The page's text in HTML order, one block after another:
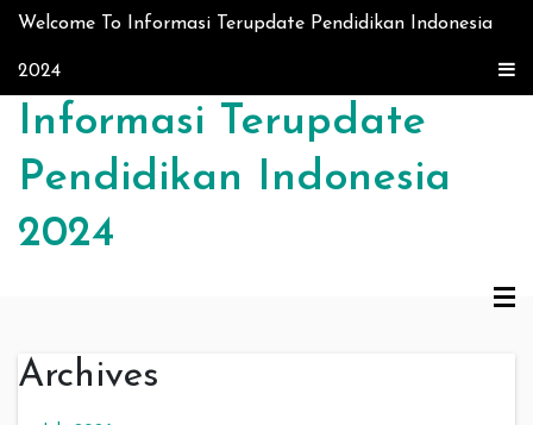
Skip to content
Welcome To Informasi Terupdate Pendidikan Indonesia
2024
Informasi Terupdate
Pendidikan Indonesia
2024
Archives